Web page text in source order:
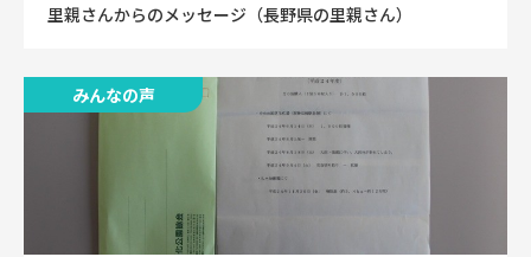
里親さんからのメッセージ（長野県の里親さん）
みんなの声